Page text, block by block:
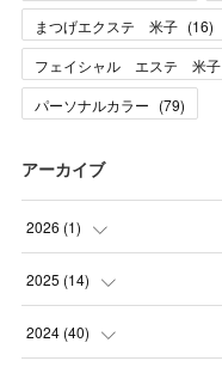
まつげエクステ 米子 (16)
フェイシャル エステ 米子
パーソナルカラー (79)
アーカイブ
2026 (1)
(1
2025 (14)
(10 )
2024 (40)